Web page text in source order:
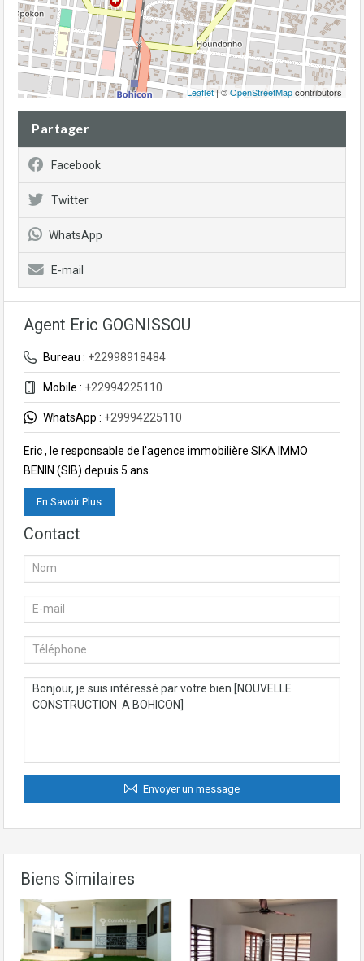
Leaflet| ©OpenStreetMapcontributors
Partager
Facebook
Twitter
WhatsApp
E-mail
Agent Eric GOGNISSOU
Bureau : +22998918484
Mobile : +22994225110
WhatsApp : +29994225110
Eric , le responsable de l'agence immobilière SIKA IMMO
BENIN (SIB) depuis 5 ans.
En Savoir Plus
Contact
Envoyer un message
Biens Similaires